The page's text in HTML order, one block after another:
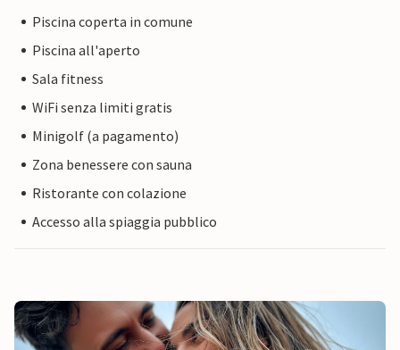
Piscina coperta in comune
Piscina all'aperto
Sala fitness
WiFi senza limiti gratis
Minigolf (a pagamento)
Zona benessere con sauna
Ristorante con colazione
Accesso alla spiaggia pubblico